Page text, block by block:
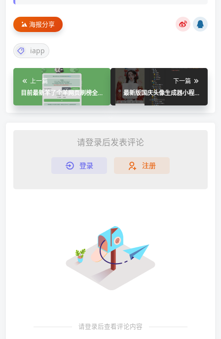
海报分享
iapp
上一篇
目前最新羊了个羊网页刷榜全
解密html源码
下一篇
最新版国庆头像生成器小程序
源码+流量主+素材
请登录后发表评论
登录 注册
请登录后查看评论内容